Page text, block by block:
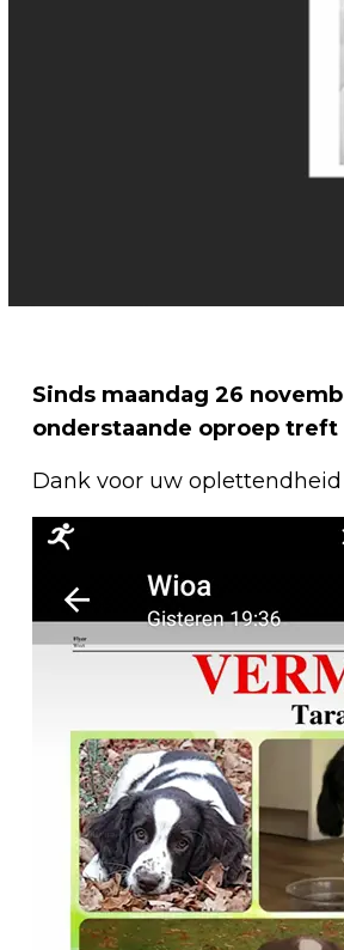
Sinds maandag 26
onderstaande oproep
Dank voor uw